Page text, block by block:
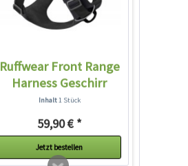
Ruffwear Front Range
Harness Geschirr
Twilight...
Inhalt1 Stück
59,90 € *
Jetzt bestellen